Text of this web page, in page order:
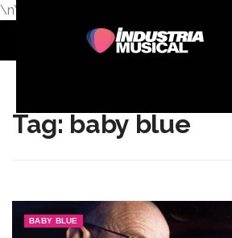
\n\n
Tag: baby blue
BABY BLUE